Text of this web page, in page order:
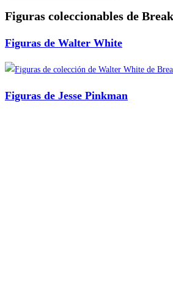
Figuras coleccionables de
Figuras de Walter White
Figuras de Jesse Pinkman